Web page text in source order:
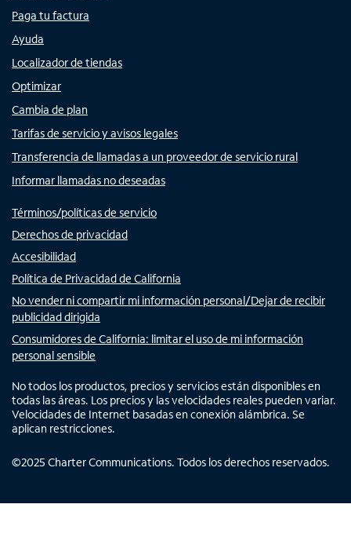
Paga tu factura
Ayuda
Localizador de tiendas
Optimizar
Cambia de plan
Tarifas de servicio y avisos legales
Transferencia de llamadas a un proveedor de servicio rural
Informar llamadas no deseadas
Términos/políticas de servicio
Derechos de privacidad
Accesibilidad
Política de Privacidad de California
No vender ni compartir mi información personal/Dejar de recibir
publicidad dirigida
Consumidores de California: limitar el uso de mi información
personal sensible
No todos los productos, precios y servicios están disponibles en
todas las áreas. Los precios y las velocidades reales pueden variar.
Velocidades de Internet basadas en conexión alámbrica. Se
aplican restricciones.
©2025 Charter Communications. Todos los derechos reservados.